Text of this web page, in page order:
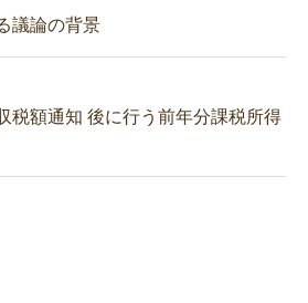
議論の背景
税額通知 後に行う前年分課税所得